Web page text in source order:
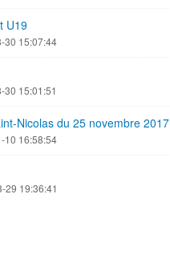
U19
30 15:07:44
30 15:01:51
Nicolas du 25 novembre 2017
10 16:58:54
29 19:36:41